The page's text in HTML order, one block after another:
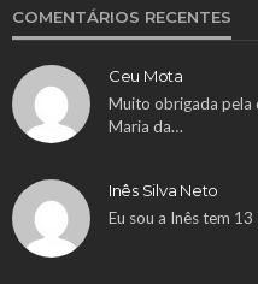
COMENTÁRIOS RECENTES
Ceu Mota
Muito obrigada pela
Maria da…
Inês Silva Neto
Eu sou a Inês tem